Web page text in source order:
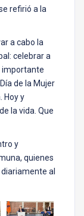
refirió a la
a cabo la
celebrar a
importante
de la Mujer
Hoy y
la vida. Que
y
quienes
al